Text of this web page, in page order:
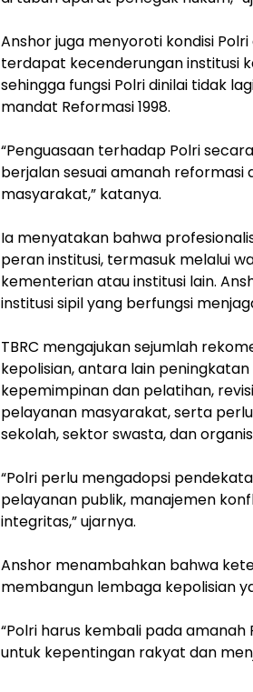
Anshor juga menyoroti kondisi
terdapat kecenderungan institusi
sehingga fungsi Polri dinilai tidak
mandat Reformasi 1998.
“Penguasaan terhadap Polri
berjalan sesuai amanah
masyarakat,” katanya.
Ia menyatakan bahwa
peran institusi, termasuk melalui
kementerian atau institusi lain.
institusi sipil yang berfungsi
TBRC mengajukan sejumlah
kepolisian, antara lain
kepemimpinan dan pelatihan,
pelayanan masyarakat, serta
sekolah, sektor swasta, dan
“Polri perlu mengadopsi
pelayanan publik, manajemen
integritas,” ujarnya.
Anshor menambahkan bahwa
membangun lembaga kepolisian
“Polri harus kembali pada amanah
untuk kepentingan rakyat dan